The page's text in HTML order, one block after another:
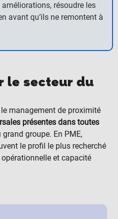
résoudre les
avant qu’ils ne remontent à
le secteur du
management de proximité
présentes dans toutes
grand groupe. En PME,
le profil le plus recherché
et capacité